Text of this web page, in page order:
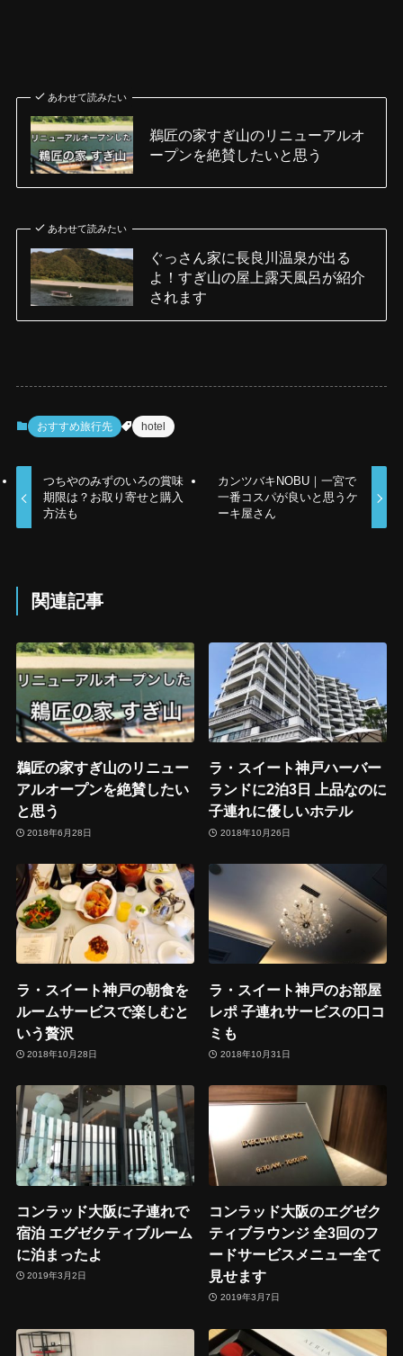
あわせて読みたい
鵜匠の家すぎ山のリニューアルオ
ープンを絶賛したいと思う
あわせて読みたい
ぐっさん家に長良川温泉が出る
よ！すぎ山の屋上露天風呂が紹介
されます
おすすめ旅行先 hotel
つちやのみずのいろの賞味
期限は？お取り寄せと購入
方法も
カンツバキNOBU｜一宮で
一番コスパが良いと思うケ
ーキ屋さん
関連記事
鵜匠の家すぎ山のリニュー
アルオープンを絶賛したい
と思う
2018年6月28日
ラ・スイート神戸ハーバー
ランドに2泊3日 上品なのに
子連れに優しいホテル
2018年10月26日
ラ・スイート神戸の朝食を
ルームサービスで楽しむと
いう贅沢
2018年10月28日
ラ・スイート神戸のお部屋
レポ 子連れサービスの口コ
ミも
2018年10月31日
コンラッド大阪に子連れで
宿泊 エグゼクティブルーム
に泊まったよ
2019年3月2日
コンラッド大阪のエグゼク
ティブラウンジ 全3回のフ
ードサービスメニュー全て
見せます
2019年3月7日